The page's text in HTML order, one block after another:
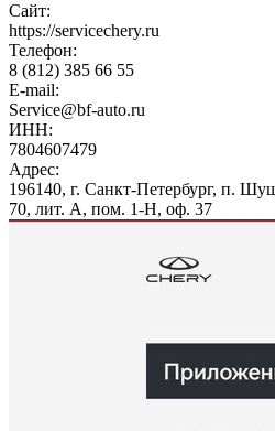
Сайт:
https://servicechery.ru
Телефон:
8 (812) 385 66 55
E-mail:
Service@bf-auto.ru
ИНН:
7804607479
Адрес:
196140, г. Санкт-Петербург, п.
70, лит. А, пом. 1-Н, оф. 37